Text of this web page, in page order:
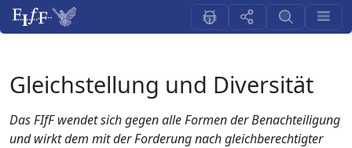
Gleichstellung und Diversität
Das FIfF wendet sich gegen alle Formen der Benachteiligung
und wirkt dem mit der Forderung nach gleichberechtigter